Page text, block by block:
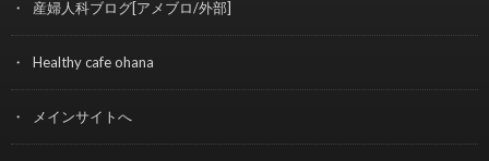
産婦人科ブログ[アメブロ/外部]
Healthy cafe ohana
メインサイトへ